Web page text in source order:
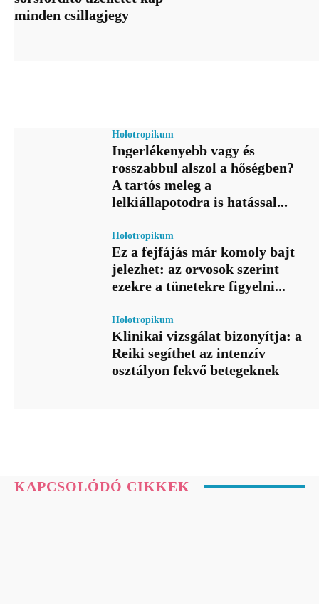
minden csillagjegy
Holotropikum
Ingerlékenyebb vagy és
rosszabbul alszol a hőségben?
A tartós meleg a
lelkiállapotodra is hatással...
Holotropikum
Ez a fejfájás már komoly bajt
jelezhet: az orvosok szerint
ezekre a tünetekre figyelni...
Holotropikum
Klinikai vizsgálat bizonyítja: a
Reiki segíthet az intenzív
osztályon fekvő betegeknek
KAPCSOLÓDÓ CIKKEK